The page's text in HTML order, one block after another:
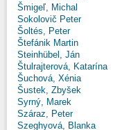
Šmigeľ, Michal
Sokolovič Peter
Šoltés, Peter
Štefánik Martin
Steinhübel, Ján
Štulrajterová, Katarína
Šuchová, Xénia
Šustek, Zbyšek
Syrný, Marek
Száraz, Peter
Szeghyová, Blanka